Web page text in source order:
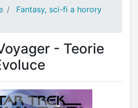
Fantasy, sci-fi a horory
- Teorie